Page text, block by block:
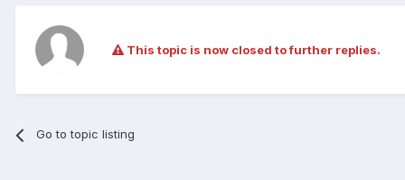
This topic is now closed to further replies.
Go to topic listing